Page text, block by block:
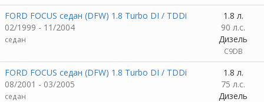
FORD FOCUS седан (DFW) 1.8 Turbo DI / TDDi
02/1999 - 11/2004
седан
1.8 л.
90 л.с.
Дизель
C9DB
FORD FOCUS седан (DFW) 1.8 Turbo DI / TDDi
08/2001 - 03/2005
седан
1.8 л.
75 л.с.
Дизель